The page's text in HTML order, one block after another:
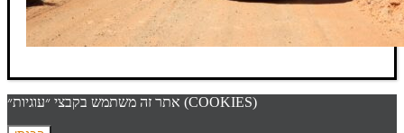
אתר זה משתמש בקבצי ״עוגיות״ (COOKIES)